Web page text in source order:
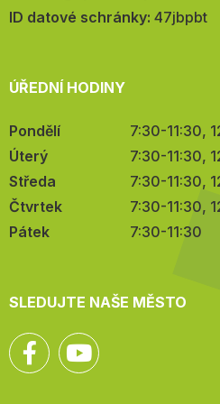
mail:
ID datové schránky: 47jbpbt
ÚŘEDNÍ HODINY
Pondělí
7:30-11:30,
Úterý
7:30-11:30,
Středa
7:30-11:30,
Čtvrtek
7:30-11:30,
Pátek
7:30-11:30
SLEDUJTE NAŠE MĚSTO
Facebook